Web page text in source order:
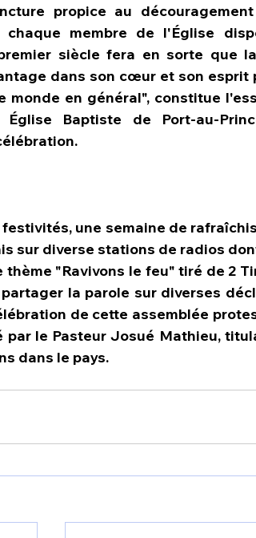
propice au
chaque membre de l'Église
siècle fera en sorte que
dans son cœur et son esprit
monde en général", constitue
Baptiste de Port-au-
festivités, une semaine de
sur diverse stations de radios
thème "Ravivons le feu" tiré de 2
la parole sur diverses
de cette assemblée
par le Pasteur Josué Mathieu,
dans le pays.